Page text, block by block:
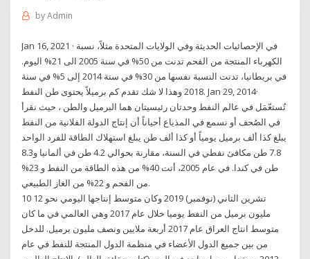
byAdmin
Jan 16, 2021 · في الإحصائيات الحديثة وفي الولايات المتحدة مثلاً، نسبة
الكهرباء المنتجة من الفحم تدنت من 50% في سنة 2005 الى 21% اليوم.
في بريطانيا، تدنت النسبة نفسها من 30% في سنة 2014 إلى 5% في سنة
2018 وهذا لا شك تقدم كم برميلاً يحتوى طن النفط. Jan 29, 2014·
تُستعّمَل في عالم النفط وحدتان رئيسيتان هما البرميل والطن ، حيث نقرأ
في الصُحف أو نسمع في المذياع أحياناً أن إنتاج الدولة الفلانية من النفط
يبلغ كذا ألف برميل يومياً أو كذا ألف طن يبلغ استهلاك الطاقة للفرد الواحد
7.8 طن مكافئ نفطي في السنة، مقارنة بحوالي 4.2 طن في ألمانيا و8.3
طن في كندا. في عام 2005، أتت 40% من هذه الطاقة من النفط و 23%
من الفحم و 22% من الغاز الطبيعي.
10 تشرين الثاني (نوفمبر) 2019 وكان متوسط إنتاجها اليومي نحو 12
مليون برميل من النفط يوميا خلال عام 2017 وهي العالمي في ما كان
متوسط انتاج العراق عام 2017 أربعة ملايين ونصف مليون برميل. للدخل
من بين جميع الدول الأعضاء في منظمة الدول المنتجة للنفط في عام